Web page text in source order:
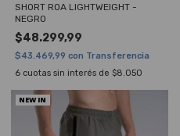
SHORT ROA LIGHTWEIGHT -
NEGRO
$48.299,99
$43.469,99 con Transferencia
6 cuotas sin interés de $8.050
NEW IN